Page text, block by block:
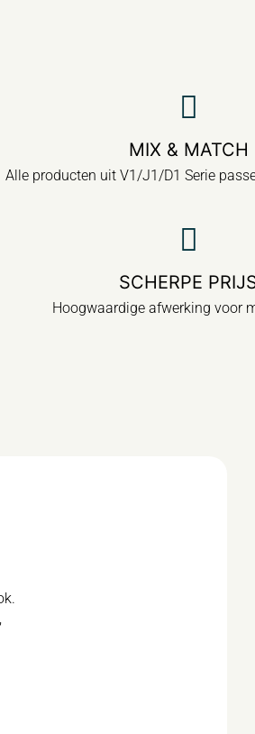
MIX & MATCH
Alle producten uit V1/J1/D1 Serie
SCHERPE
Hoogwaardige afwerking voor